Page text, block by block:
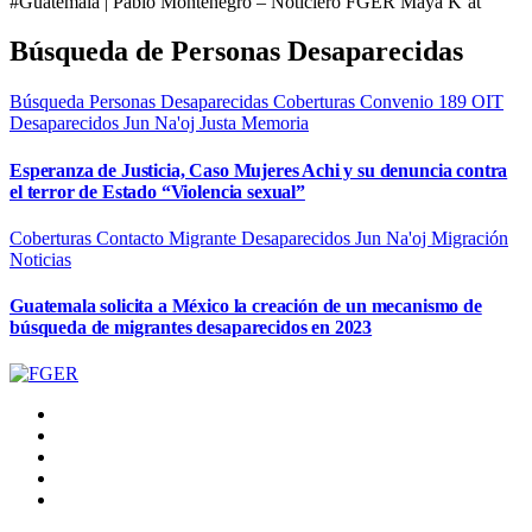
Búsqueda de Personas Desaparecidas
Búsqueda Personas Desaparecidas Coberturas Convenio 189 OIT
Desaparecidos Jun Na'oj Justa Memoria
Esperanza de Justicia, Caso Mujeres Achi y su denuncia contra
el terror de Estado “Violencia sexual”
Coberturas Contacto Migrante Desaparecidos Jun Na'oj Migración
Noticias
Guatemala solicita a México la creación de un mecanismo de
búsqueda de migrantes desaparecidos en 2023